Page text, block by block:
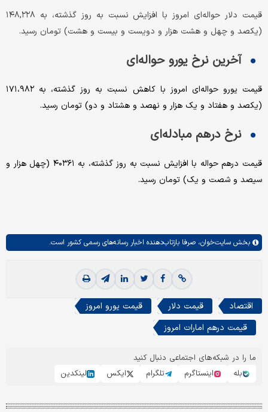
قیمت دلار حواله‌ای امروز با افزایش نسبت به روز گذشته، به ۱۴۸,۲۲۸
(یکصد و چهل و هشت هزار و دویست و بیست و هشت) تومان رسید.
آخرین نرخ یورو حواله‌ای
قیمت یورو حواله‌ای امروز با کاهش نسبت به روز گذشته، به ۱۷۱،۹۸۲
(یکصد و هفتاد و یک هزار و نهصد و هشتاد و دو) تومان رسید.
نرخ درهم مبادله‌ای
قیمت درهم حواله با افزایش نسبت به روز گذشته، به ۴۰۳۶۱ (چهل هزار و
سیصد و شصت و یک) تومان رسید.
بخش سایت‌خوان، صرفا بازتاب‌دهنده اخبار رسانه‌های رسمی کشور است.
اقتصاد قیمت دلار
قیمت یورو امروز
قیمت درهم امارات امروز
ما را در شبکه‌های اجتماعی دنبال کنید
بله
اینستاگرم تلگرام ایکس لینکدین